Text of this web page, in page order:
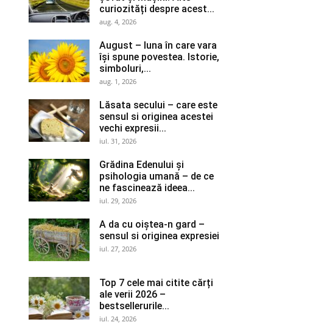
curiozități despre acest...
aug. 4, 2026
August – luna în care vara
își spune povestea. Istorie,
simboluri,...
aug. 1, 2026
Lăsata secului – care este
sensul si originea acestei
vechi expresii...
iul. 31, 2026
Grădina Edenului și
psihologia umană – de ce
ne fascinează ideea...
iul. 29, 2026
A da cu oiștea-n gard –
sensul si originea expresiei
iul. 27, 2026
Top 7 cele mai citite cărți
ale verii 2026 –
bestsellerurile...
iul. 24, 2026